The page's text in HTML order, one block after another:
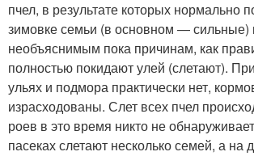
пчел, в результате которых нормально
зимовке семьи (в основном — сильные)
необъяснимым пока причинам, как
полностью покидают улей (слетают).
ульях и подмора практически нет,
израсходованы. Слет всех пчел
роев в это время никто не
пасеках слетают несколько семей, а